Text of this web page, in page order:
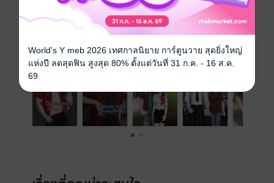
329 บาท (ประหยัด 30%)
เล่มอื่นๆ ในซีรีส์ ดูทั้งหมด
World's Y meb 2026 เทศกาลนิยาย การ์ตูนวาย สุดยิ่งใหญ่
แห่งปี ลดสุดฟิน สูงสุด 80% ตั้งแต่วันที่ 31 ก.ค. - 16 ส.ค.
69